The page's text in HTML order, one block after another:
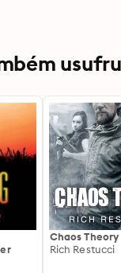
Chaos Theory
Rich Restucci